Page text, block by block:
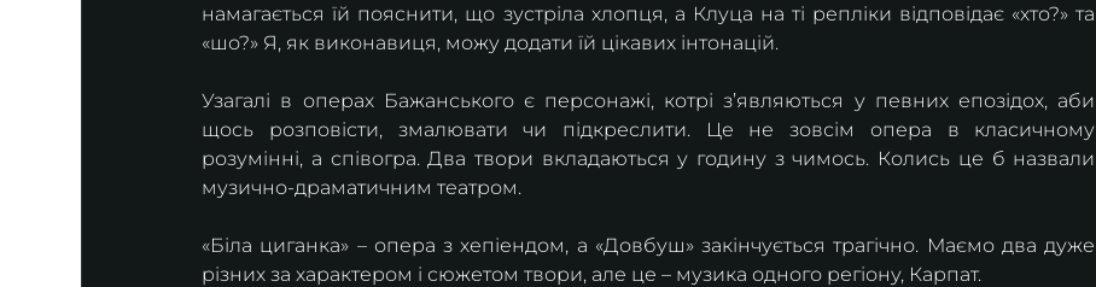
намагається їй пояснити, що зустріла хлопця, а Клуца на ті репліки відповідає «хто?» та
«шо?» Я, як виконавиця, можу додати їй цікавих інтонацій.
Узагалі в операх Бажанського є персонажі, котрі з’являються у певних епозідох, аби
щось розповісти, змалювати чи підкреслити. Це не зовсім опера в класичному
розумінні, а співогра. Два твори вкладаються у годину з чимось. Колись це б назвали
музично-драматичним театром.
«Біла циганка» – опера з хепіендом, а «Довбуш» закінчується трагічно. Маємо два дуже
різних за характером і сюжетом твори, але це – музика одного регіону, Карпат.